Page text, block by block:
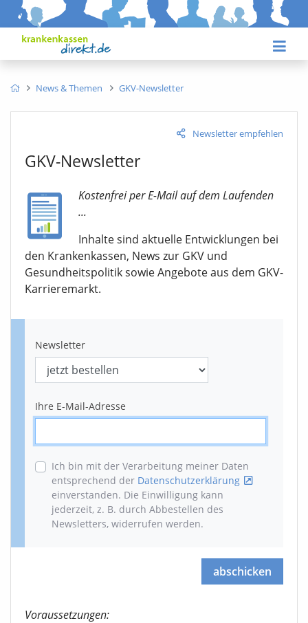
News & Themen GKV-Newsletter
Newsletter empfehlen
GKV-Newsletter
Kostenfrei per E-Mail auf dem Laufenden
...
Inhalte sind aktuelle Entwicklungen bei
den Krankenkassen, News zur GKV und
Gesundheitspolitik sowie Angebote aus dem GKV-
Karrieremarkt.
Newsletter
Ihre E-Mail-Adresse
Ich bin mit der Verarbeitung meiner Daten
entsprechend der Datenschutzerklärung
einverstanden. Die Einwilligung kann
jederzeit, z. B. durch Abbestellen des
Newsletters, widerrufen werden.
abschicken
Voraussetzungen: